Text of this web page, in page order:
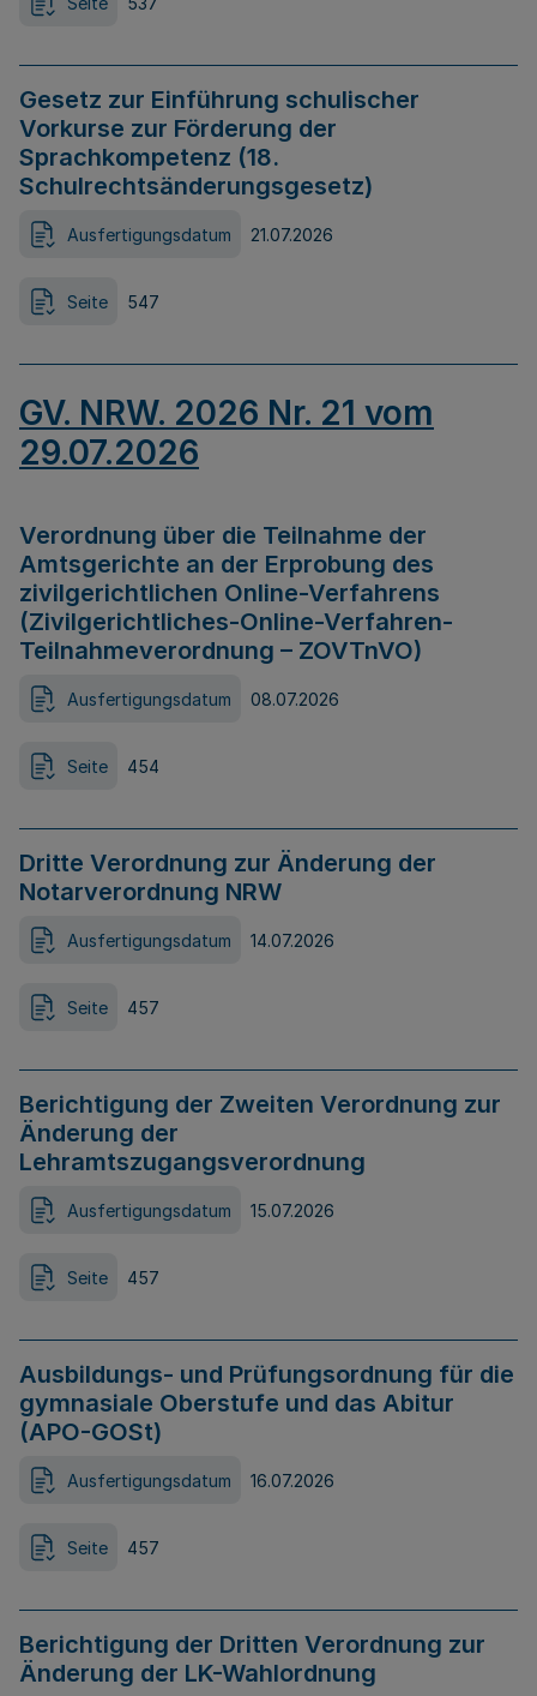
Gesetz zur Einführung schulischer
Vorkurse zur Förderung der
Sprachkompetenz (18.
Schulrechtsänderungsgesetz)
Ausfertigungsdatum 21.07.2026
Seite 547
GV. NRW. 2026 Nr. 21 vom
29.07.2026
Verordnung über die Teilnahme der
Amtsgerichte an der Erprobung des
zivilgerichtlichen Online-Verfahrens
(Zivilgerichtliches-Online-Verfahren-
Teilnahmeverordnung – ZOVTnVO)
Ausfertigungsdatum 08.07.2026
Seite 454
Dritte Verordnung zur Änderung der
Notarverordnung NRW
Ausfertigungsdatum 14.07.2026
Seite 457
Berichtigung der Zweiten Verordnung zur
Änderung der
Lehramtszugangsverordnung
Ausfertigungsdatum 15.07.2026
Seite 457
Ausbildungs- und Prüfungsordnung für die
gymnasiale Oberstufe und das Abitur
(APO-GOSt)
Ausfertigungsdatum 16.07.2026
Seite 457
Berichtigung der Dritten Verordnung zur
Änderung der LK-Wahlordnung